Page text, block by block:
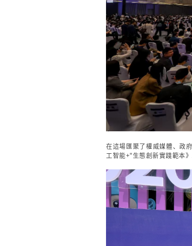
在這場匯聚了權威媒體、政
工智能+"生態創新實踐範本